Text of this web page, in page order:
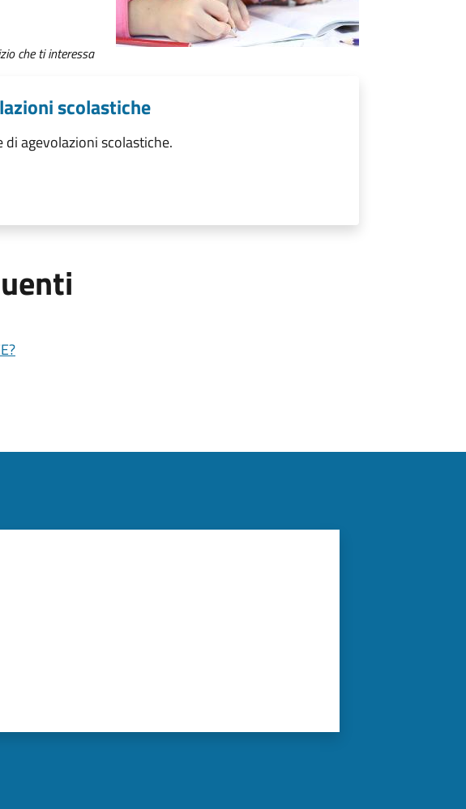
che ti interessa
scolastiche
agevolazioni scolastiche.